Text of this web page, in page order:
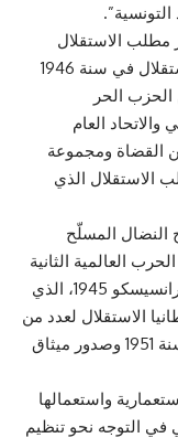
التونسية”.
مطلب الاستقلال
كهدف ومقصد أساسي كان خلال مؤتمر الاستقلال في سنة 1946
الحر
العام
القضاة ومجموعة
الاستقلال الذي
النضال المسلّح
العالمية الثانية
ونشأة منظمة الأمم المتحدة ومؤتمر سان فرانسيسكو 1945، الذي
الاستقلال لعدد من
مستعمراتها في آسيا خاصة واستقلال ليبيا سنة 1951 وصدور ميثاق
واستعمالها
الرئيسي في التوجه نحو تنظيم